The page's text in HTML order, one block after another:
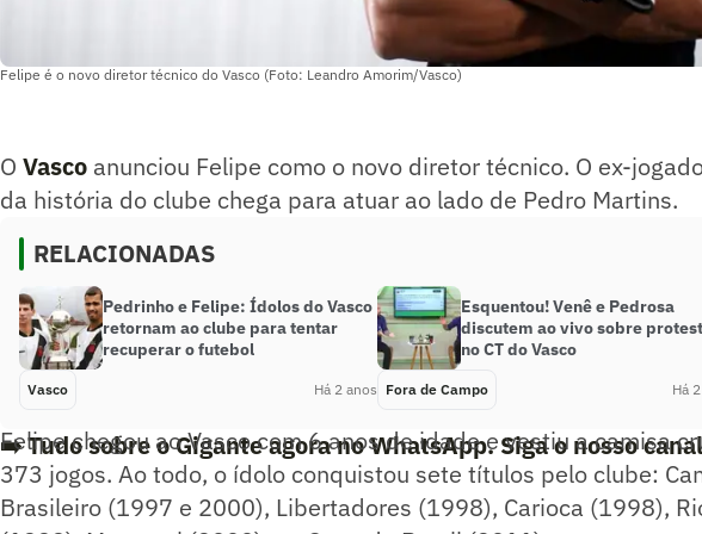
Felipe é o novo diretor técnico do Vasco (Foto: Leandro Amorim/Vasco)
O Vasco anunciou Felipe como o novo diretor técnico. O ex-
da história do clube chega para atuar ao lado de Pedro Martins.
RELACIONADAS
Pedrinho e Felipe: Ídolos do Vasco
retornam ao clube para tentar
recuperar o futebol
Vasco Há 2 anos
Esquentou! Venê e Pedrosa
discutem ao vivo sobre
no CT do Vasco
Fora de Campo Há
➡️ Tudo sobre o Gigante agora no WhatsApp. Siga o nosso
Felipe chegou ao Vasco com 6 anos de idade e vestiu a camisa
373 jogos. Ao todo, o ídolo conquistou sete títulos pelo clube:
Brasileiro (1997 e 2000), Libertadores (1998), Carioca (1998),